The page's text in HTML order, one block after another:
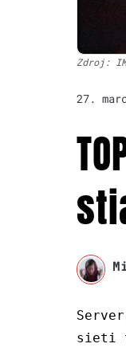
Zdroj:
27.
Server
sieti